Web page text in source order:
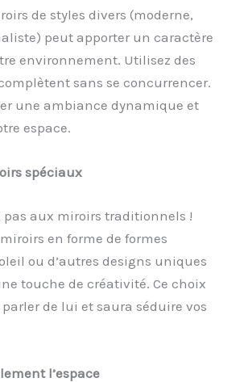
de styles divers (moderne,
peut apporter un caractère
environnement. Utilisez des
sans se concurrencer.
une ambiance dynamique et
espace.
spéciaux
pas aux miroirs traditionnels !
en forme de formes
ou d’autres designs uniques
touche de créativité. Ce choix
de lui et saura séduire vos
l’espace